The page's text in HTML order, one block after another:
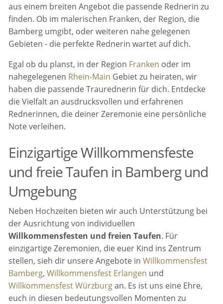
aus einem breiten Angebot die passende Rednerin zu
finden. Ob im malerischen Franken, der Region, die
Bamberg umgibt, oder weiteren nahe gelegenen
Gebieten - die perfekte Rednerin wartet auf dich.
Egal ob du planst, in der Region Franken oder im
nahegelegenen Rhein-Main Gebiet zu heiraten, wir
haben die passende Traurednerin für dich. Entdecke
die Vielfalt an ausdrucksvollen und erfahrenen
Rednerinnen, die deiner Zeremonie eine persönliche
Note verleihen.
Einzigartige Willkommensfeste
und freie Taufen in Bamberg und
Umgebung
Neben Hochzeiten bieten wir auch Unterstützung bei
der Ausrichtung von individuellen
Willkommensfesten und freien Taufen. Für
einzigartige Zeremonien, die euer Kind ins Zentrum
stellen, sieh dir unsere Angebote inWillkommensfest
Bamberg,Willkommensfest Erlangen und
Willkommensfest Würzburgan. Es ist uns eine Ehre,
euch in diesen bedeutungsvollen Momenten zu